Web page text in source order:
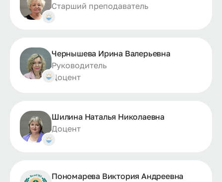
Старший преподаватель
Чернышева Ирина Валерьевна
Руководитель
Доцент
Шилина Наталья Николаевна
Доцент
Пономарева Виктория Андреевна